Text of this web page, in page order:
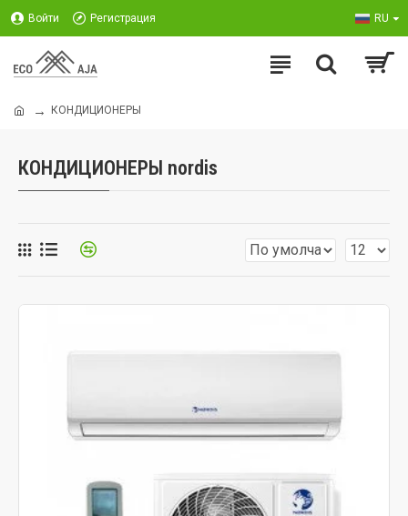
Войти Регистрация RU
КОНДИЦИОНЕРЫ
КОНДИЦИОНЕРЫ nordis